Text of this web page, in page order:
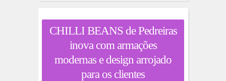
CHILLI BEANS de Pedreiras
inova com armações
modernas e design arrojado
para os clientes